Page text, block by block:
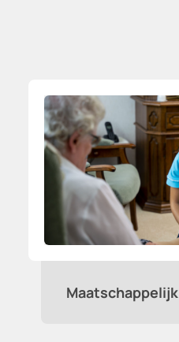
Maatschappelijk